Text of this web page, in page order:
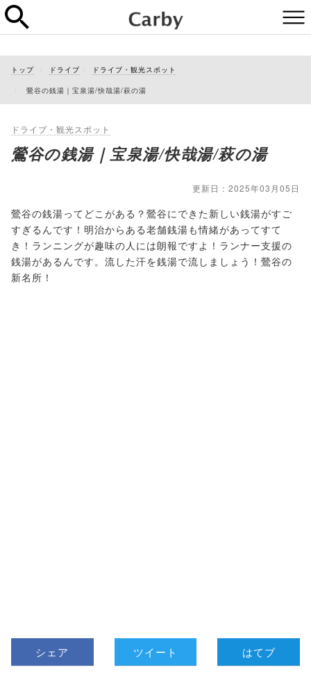
トップ ドライブ ドライブ・観光スポット
鶯谷の銭湯｜宝泉湯/快哉湯/萩の湯
ドライブ・観光スポット
鶯谷の銭湯｜宝泉湯/快哉湯/萩の湯
更新日：2025年03月05日
鶯谷の銭湯ってどこがある？鶯谷にできた新しい銭湯がすご
すぎるんです！明治からある老舗銭湯も情緒があってすて
き！ランニングが趣味の人には朗報ですよ！ランナー支援の
銭湯があるんです。流した汗を銭湯で流しましょう！鶯谷の
新名所！
シェア ツイート はてブ